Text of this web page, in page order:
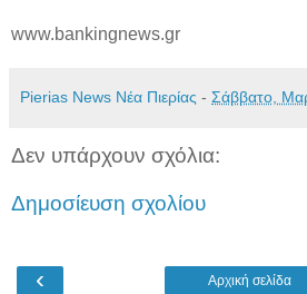
www.bankingnews.gr
Pierias News Νέα Πιερίας - Σάββατο,
Δεν υπάρχουν σχόλια:
Δημοσίευση σχολίου
‹ Αρχική σελίδα